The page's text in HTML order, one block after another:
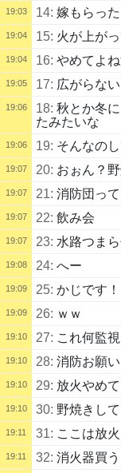
19:03 14: 嫁もらっ
19:04 15: 火が上が
19:04 16: やめてよ
19:05 17: 広がらな
19:06 18: 秋とか冬
たみたいな
19:06 19: そんなの
19:07 20: おぉん？
19:07 21: 消防団っ
19:07 22: 飲み会
19:07 23: 水路つま
19:08 24: へー
19:09 25: かじです
19:09 26: ｗｗ
19:10 27: これ何監
19:10 28: 消防お願
19:10 29: 放火やめ
19:10 30: 野焼きし
19:11 31: ここは放
19:11 32: 消火器買う